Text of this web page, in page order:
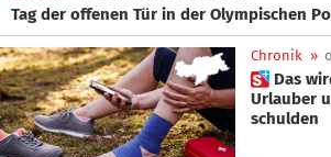
Tag der offenen Tür in der Olympischen
Chronik »
 Das wird gemacht, wenn
Urlauber
schulden